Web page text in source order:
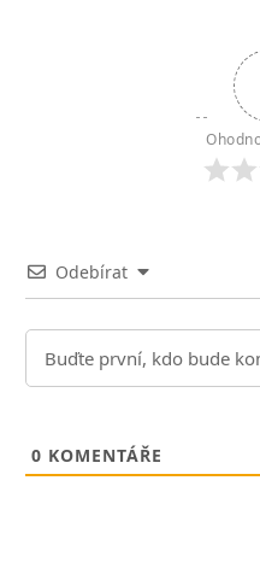
Odebírat
0 KOMENTÁŘE